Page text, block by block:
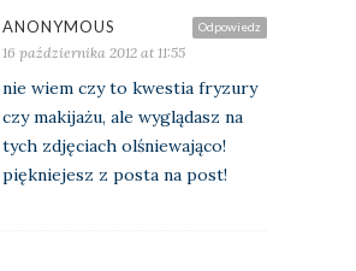
Odpowiedz
ANONYMOUS
16 października 2012 at 11:55
nie wiem czy to kwestia fryzury
czy makijażu, ale wyglądasz na
tych zdjęciach olśniewająco!
piękniejesz z posta na post!